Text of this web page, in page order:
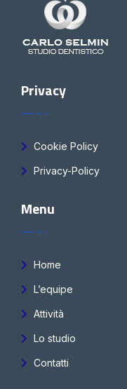
Privacy
Cookie Policy
Privacy-Policy
Menu
Home
L’equipe
Attività
Lo studio
Contatti